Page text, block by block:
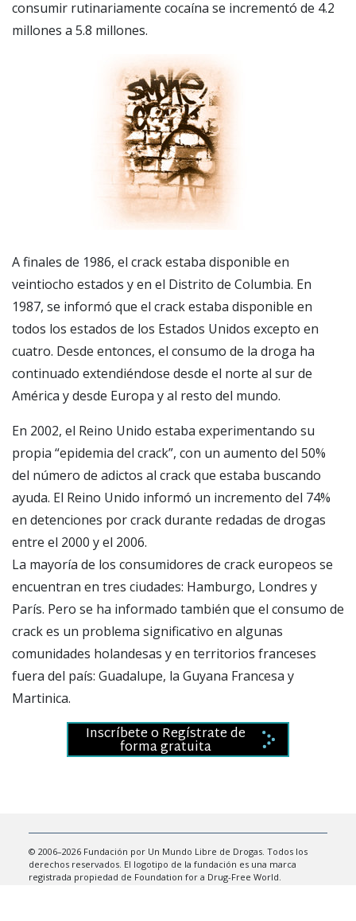
consumir rutinariamente cocaína se incrementó de 4.2
millones a 5.8 millones.
A finales de 1986, el crack estaba disponible en
veintiocho estados y en el Distrito de Columbia. En
1987, se informó que el crack estaba disponible en
todos los estados de los Estados Unidos excepto en
cuatro. Desde entonces, el consumo de la droga ha
continuado extendiéndose desde el norte al sur de
América y desde Europa y al resto del mundo.
En 2002, el Reino Unido estaba experimentando su
propia “epidemia del crack”, con un aumento del 50%
del número de adictos al crack que estaba buscando
ayuda. El Reino Unido informó un incremento del 74%
en detenciones por crack durante redadas de drogas
entre el 2000 y el 2006.
La mayoría de los consumidores de crack europeos se
encuentran en tres ciudades: Hamburgo, Londres y
París. Pero se ha informado también que el consumo de
crack es un problema significativo en algunas
comunidades holandesas y en territorios franceses
fuera del país: Guadalupe, la Guyana Francesa y
Martinica.
Inscríbete o Regístrate de
forma gratuita
© 2006–2026 Fundación por Un Mundo Libre de Drogas. Todos los
derechos reservados. El logotipo de la fundación es una marca
registrada propiedad de Foundation for a Drug-Free World.